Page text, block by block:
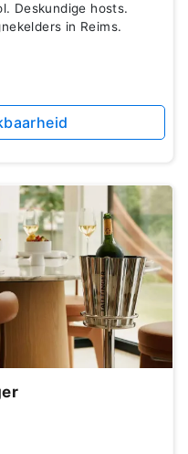
Deskundige hosts.
in Reims.